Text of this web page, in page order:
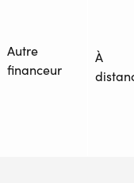
Autre
financeur
À